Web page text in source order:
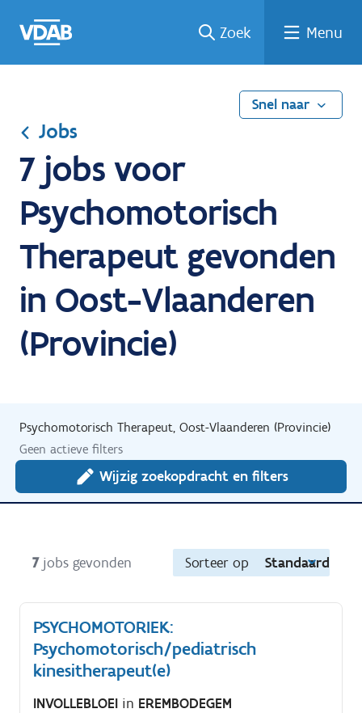
naar
een
een
job
naar
Zoek Menu
Snel naar
Jobs
7 jobs voor
Psychomotorisch
Therapeut gevonden
in Oost-Vlaanderen
(Provincie)
Psychomotorisch Therapeut, Oost-Vlaanderen (Provincie)
Geen actieve filters
Wijzig zoekopdracht en filters
7 jobs gevonden Sorteer op Standaard
PSYCHOMOTORIEK:
Psychomotorisch/pediatrisch
kinesitherapeut(e)
INVOLLEBLOEI in EREMBODEGEM